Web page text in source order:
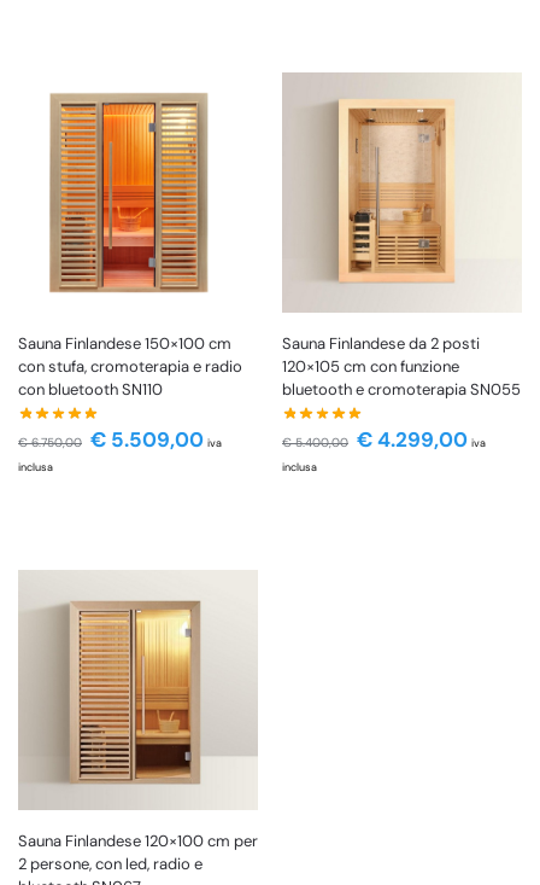
Sauna Finlandese 150×100 cm
con stufa, cromoterapia e radio
con bluetooth SN110
€6.750,00 € 5.509,00 iva
inclusa
Sauna Finlandese da 2 posti
120×105 cm con funzione
bluetooth e cromoterapia SN055
€5.400,00 €4.299,00 iva
inclusa
Sauna Finlandese 120×100 cm per
2 persone, con led, radio e